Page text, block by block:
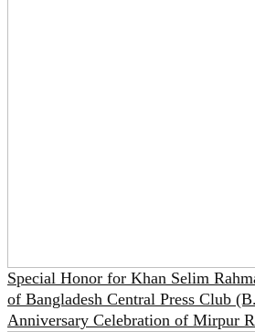
Special Honor for Khan Selim
of Bangladesh Central Press Club
Anniversary Celebration of Mirpur